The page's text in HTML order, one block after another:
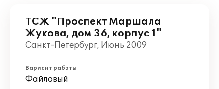
ТСЖ "Проспект Маршала
Жукова, дом 36, корпус 1"
Санкт-Петербург, Июнь 2009
Вариант работы
Файловый